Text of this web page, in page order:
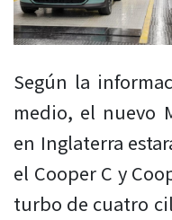
Según la
medio, el nuevo
en Inglaterra
el Cooper C y
turbo de cuatro